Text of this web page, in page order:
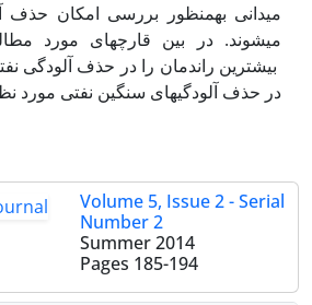
میدانی به‏منظور بررسی امکان حذف
می‏شوند. در بین قارچ‏های مورد
بیشترین راندمان را در حذف آلودگی
در حذف آلودگی‏های سنگین نفتی مورد
Volume 5, Issue 2 - Serial
Number 2
Summer 2014
Pages 185-194